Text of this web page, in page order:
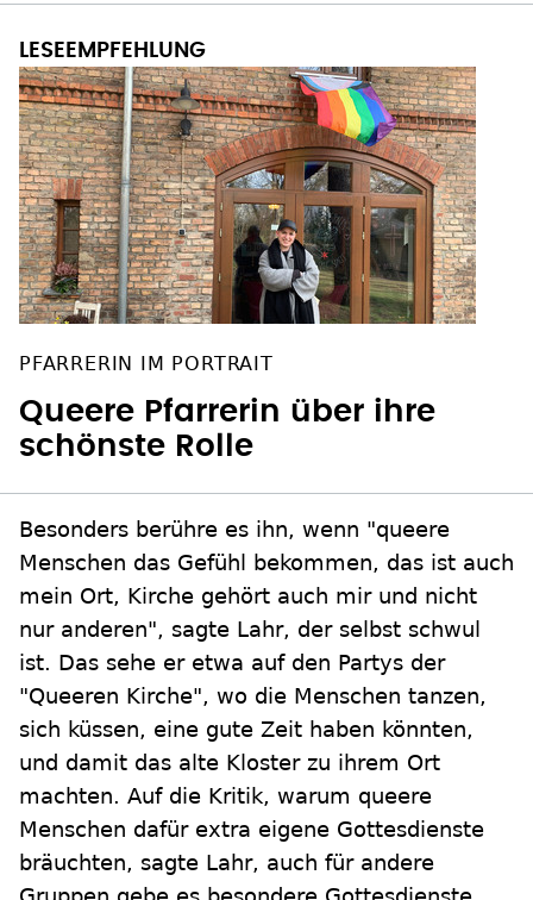
PFARRERIN IM PORTRAIT
Queere Pfarrerin über ihre
schönste Rolle
Besonders berühre es ihn, wenn "queere
Menschen das Gefühl bekommen, das ist auch
mein Ort, Kirche gehört auch mir und nicht
nur anderen", sagte Lahr, der selbst schwul
ist. Das sehe er etwa auf den Partys der
"Queeren Kirche", wo die Menschen tanzen,
sich küssen, eine gute Zeit haben könnten,
und damit das alte Kloster zu ihrem Ort
machten. Auf die Kritik, warum queere
Menschen dafür extra eigene Gottesdienste
bräuchten, sagte Lahr, auch für andere